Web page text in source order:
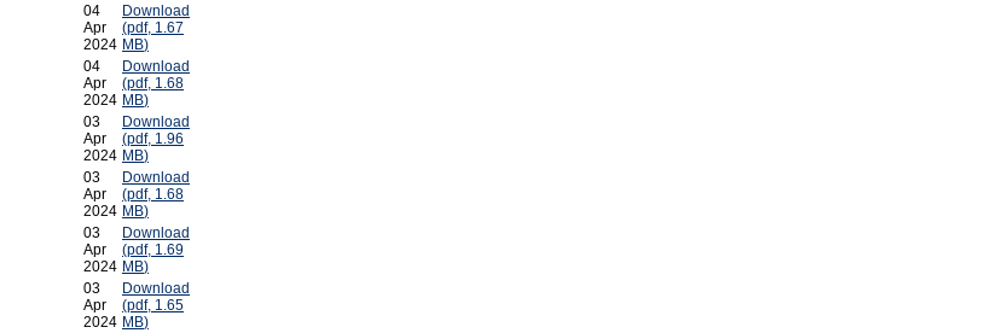
04
Apr
2024
Download
(pdf, 1.67
MB)
04
Apr
2024
Download
(pdf, 1.68
MB)
03
Apr
2024
Download
(pdf, 1.96
MB)
03
Apr
2024
Download
(pdf, 1.68
MB)
03
Apr
2024
Download
(pdf, 1.69
MB)
03
Apr
2024
Download
(pdf, 1.65
MB)